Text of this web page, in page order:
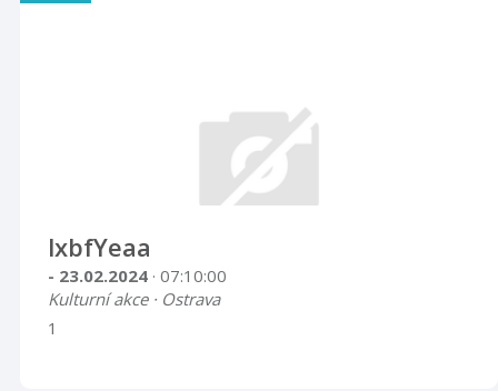
lxbfYeaa
- 23.02.2024 · 07:10:00
Kulturní akce · Ostrava
1